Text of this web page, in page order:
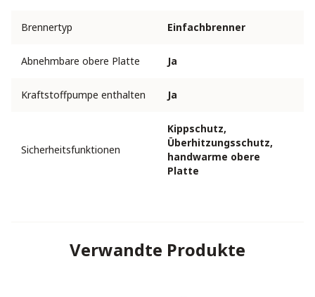
Brennertyp Einfachbrenner
Abnehmbare obere Platte Ja
Kraftstoffpumpe enthalten Ja
Sicherheitsfunktionen
Kippschutz,
Überhitzungsschutz,
handwarme obere
Platte
Verwandte Produkte